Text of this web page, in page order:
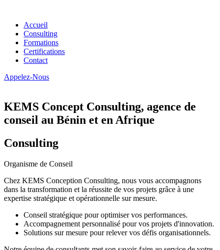
Accueil
Consulting
Formations
Certifications
Contact
Appelez-Nous
KEMS Concept Consulting, agence de
conseil au Bénin et en Afrique
Consulting
Organisme de Conseil
Chez KEMS Conception Consulting, nous vous accompagnons
dans la transformation et la réussite de vos projets grâce à une
expertise stratégique et opérationnelle sur mesure.
Conseil stratégique pour optimiser vos performances.
Accompagnement personnalisé pour vos projets d'innovation.
Solutions sur mesure pour relever vos défis organisationnels.